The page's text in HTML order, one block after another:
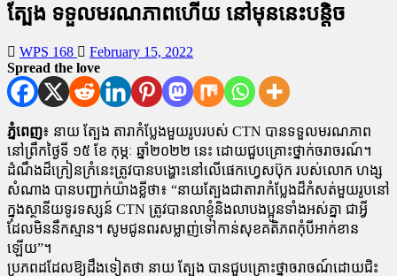
ត្បែង ទទួលមរណភាពហើយ នៅមុននេះបន្តិច
WPS 168
February 15, 2022
Spread the love
ភ្នំពេញ៖ នាយ ត្បែង តារាកំប្លែងមួយរូបរបស់ CTN បានទទួលមរណភាព
នៅព្រឹកថ្ងៃទី ១៥ ខែ កុម្ភៈ ឆ្នាំ២០២២ នេះ ដោយជួបគ្រោះថ្នាក់ចរាចរណ៍។
ដំណឹងដ៏ក្រៀនក្រំនេះត្រូវបានបង្ហោះនៅលើផេកហ្វេសប៊ុក របស់លោក ហង្ស
សំណាង បានបញ្ជាក់យ៉ាងខ្លីថា៖ “នាយត្បែងជាតារាកំប្លែងដ៏កំសត់មួយរូបនៅ
ក្នុងស្ថានីយទូរទស្សន៍ CTN ត្រូវបានលាខ្ញុំនិងលាបងប្អូនទាំងអស់គ្នា ជាអ្វី
ដែលមិននឹកស្មាន។ សូមជូនពរសម្លាញ់ទៅកាន់សុខគតិភពកុំបីអាក់ខាន
ឡើយ”។
ប្រភពដដែលឱ្យដឹងទៀតថា នាយ ត្បែង បានជួបគ្រោះថ្នាចរាចណ៍ដោយជិះ